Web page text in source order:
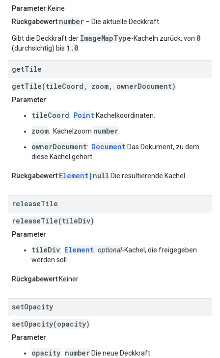
Parameter:Keine
Rückgabewert:number – Die aktuelle Deckkraft.
Gibt die Deckkraft der ImageMapType-Kacheln zurück, von 0
(durchsichtig) bis 1.0
getTile
getTile(tileCoord, zoom, ownerDocument)
Parameter:
tileCoord: Point Kachelkoordinaten.
zoom: Kachelzoom number
ownerDocument: Document Das Dokument, zu dem
diese Kachel gehört.
Rückgabewert:Element |null Die resultierende Kachel.
releaseTile
releaseTile(tileDiv)
Parameter:
tileDiv: Element optional-Kachel, die freigegeben
werden soll.
Rückgabewert:Keiner
setOpacity
setOpacity(opacity)
Parameter:
opacity: number Die neue Deckkraft.